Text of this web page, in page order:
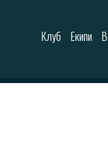
Клуб Екипи